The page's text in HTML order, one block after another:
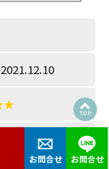
お問合せ お問合せ
2021.12.10
ただき、まさか
本当にありがと